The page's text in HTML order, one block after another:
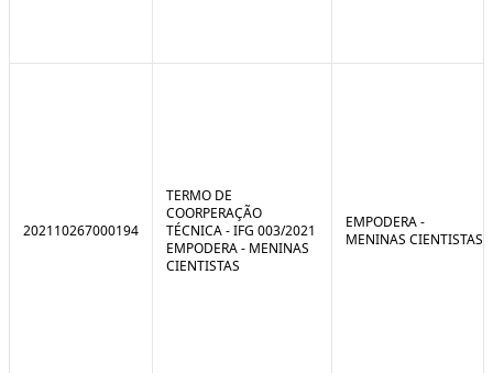
202110267000194
TERMO DE
COORPERAÇÃO
TÉCNICA - IFG 003/2021
EMPODERA - MENINAS
CIENTISTAS
EMPODERA -
MENINAS CIENTISTAS